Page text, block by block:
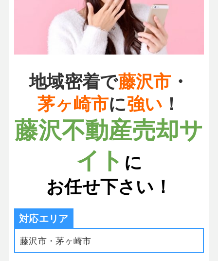
地域密着で藤沢市 ・
茅ヶ崎市に強い ！
藤沢不動産売却サ
イト に
お任せ下さい！
対応エリア
藤沢市・茅ヶ崎市